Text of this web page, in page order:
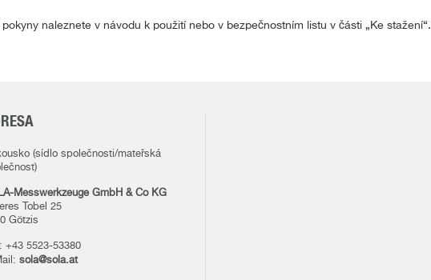
naleznete v návodu k použití nebo v bezpečnostním listu v části „Ke stažení“.
(sídlo společnosti/mateřská
Messwerkzeuge GmbH & Co KG
Tobel 25
Götzis
+43 5523-53380
sola@sola.at